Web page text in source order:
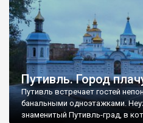
Путивль. Город
Путивль встречает гостей
банальными одноэтажками.
знаменитый Путивль-град, в